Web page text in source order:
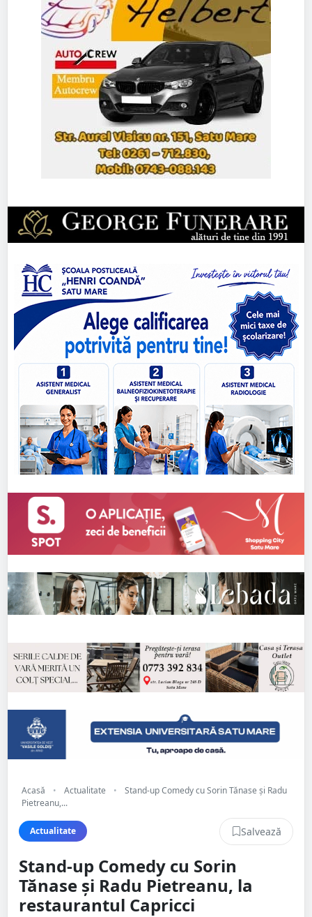
Acasă • Actualitate •
Stand-up Comedy cu Sorin Tănase și Radu
Pietreanu,...
Actualitate Salvează
Stand-up Comedy cu Sorin
Tănase și Radu Pietreanu, la
restaurantul Capricci